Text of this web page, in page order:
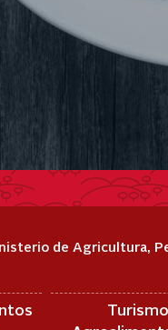
de Agricultura,
Turismo